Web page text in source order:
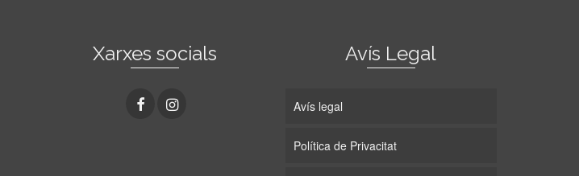
Xarxes socials Avís Legal
Avís legal
Política de Privacitat